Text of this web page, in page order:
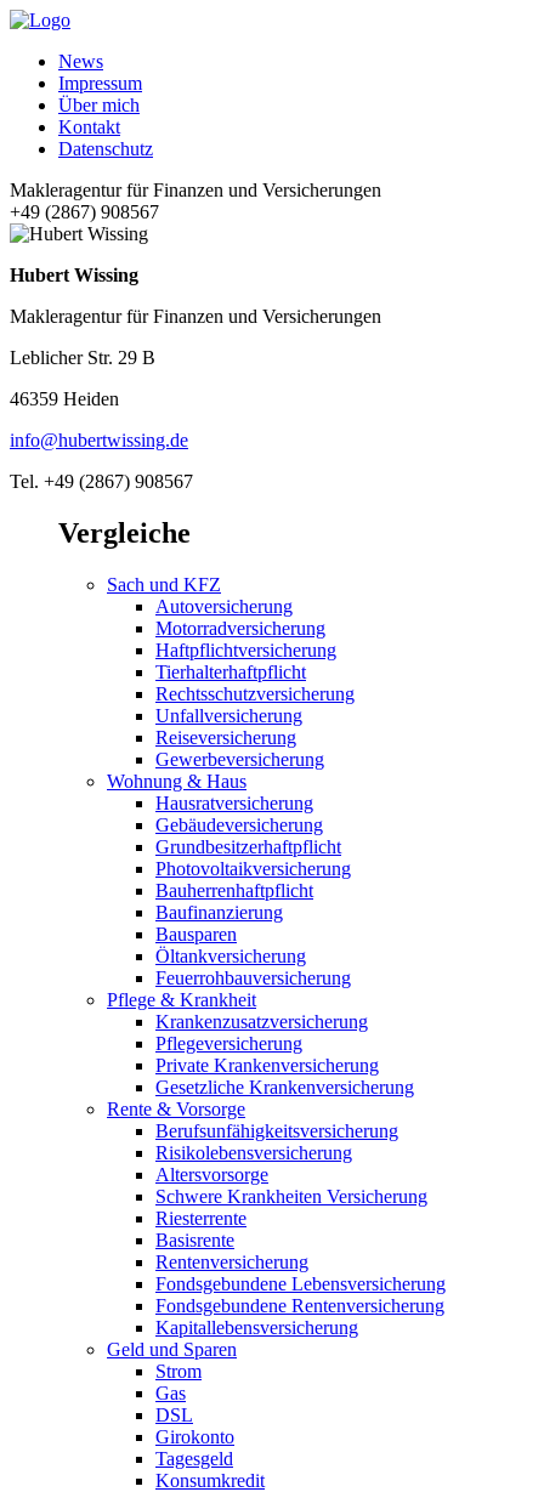
News
Impressum
Über mich
Kontakt
Datenschutz
Makleragentur für Finanzen und Versicherungen
+49 (2867) 908567
Hubert Wissing
Makleragentur für Finanzen und Versicherungen
Leblicher Str. 29 B
46359 Heiden
info@hubertwissing.de
Tel. +49 (2867) 908567
Vergleiche
Sach und KFZ
Autoversicherung
Motorradversicherung
Haftpflichtversicherung
Tierhalterhaftpflicht
Rechtsschutzversicherung
Unfallversicherung
Reiseversicherung
Gewerbeversicherung
Wohnung & Haus
Hausratversicherung
Gebäudeversicherung
Grundbesitzerhaftpflicht
Photovoltaikversicherung
Bauherrenhaftpflicht
Baufinanzierung
Bausparen
Öltankversicherung
Feuerrohbauversicherung
Pflege & Krankheit
Krankenzusatzversicherung
Pflegeversicherung
Private Krankenversicherung
Gesetzliche Krankenversicherung
Rente & Vorsorge
Berufs­unfähigkeitsversicherung
Risikolebensversicherung
Altersvorsorge
Schwere Krankheiten Versicherung
Riesterrente
Basisrente
Rentenversicherung
Fondsgebundene Lebensversicherung
Fondsgebundene Rentenversicherung
Kapitallebensversicherung
Geld und Sparen
Strom
Gas
DSL
Girokonto
Tagesgeld
Konsumkredit